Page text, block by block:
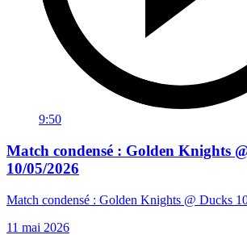
9:50
Match condensé : Golden Knights
10/05/2026
Match condensé : Golden Knights @ Ducks
11 mai 2026